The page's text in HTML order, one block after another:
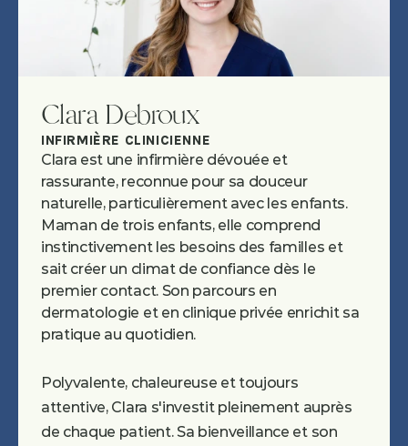
Clara Debroux
INFIRMIÈRE CLINICIENNE
Clara est une infirmière dévouée et
rassurante, reconnue pour sa douceur
naturelle, particulièrement avec les enfants.
Maman de trois enfants, elle comprend
instinctivement les besoins des familles et
sait créer un climat de confiance dès le
premier contact. Son parcours en
dermatologie et en clinique privée enrichit sa
pratique au quotidien.
Polyvalente, chaleureuse et toujours
attentive, Clara s'investit pleinement auprès
de chaque patient. Sa bienveillance et son